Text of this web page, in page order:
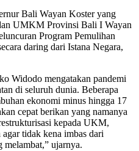
Bali Wayan Koster yang
UMKM Provinsi Bali I Wayan
Program Pemulihan
daring dari Istana Negara,
Widodo mengatakan pandemi
di seluruh dunia. Beberapa
ekonomi minus hingga 17
cepat berikan yang namanya
kepada UKM,
agar tidak kena imbas dari
melambat,” ujarnya.